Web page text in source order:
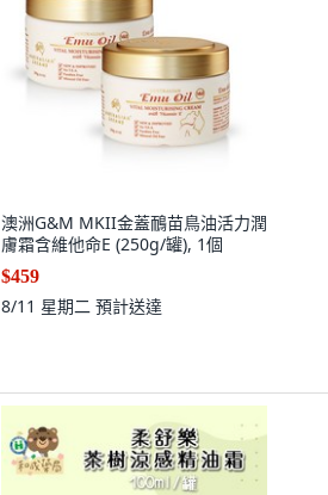
澳洲G&M MKII金蓋鴯苗鳥油活力潤
膚霜含維他命E (250g/罐), 1個
$459
8/11 星期二 預計送達